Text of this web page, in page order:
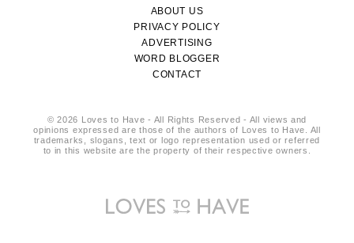
ABOUT US
PRIVACY POLICY
ADVERTISING
WORD BLOGGER
CONTACT
© 2026 Loves to Have - All Rights Reserved - All views and
opinions expressed are those of the authors of Loves to Have. All
trademarks, slogans, text or logo representation used or referred
to in this website are the property of their respective owners.